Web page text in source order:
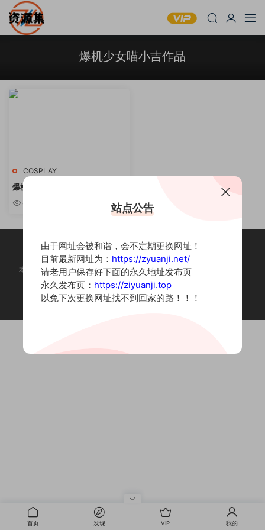
爆机少女喵小吉作品
COSPLAY
爆机少女喵小吉 – COSPLAY写真
合集 [持续更新]
4.33w
本站为摄影写真图片网站，内容来自网络收集整理，仅作个人学习使用。
如有违法内容请联系删除
Copyright © 2022 资源集
首页 发现 VIP 我的
站点公告
由于网址会被和谐，会不定期更换网址！
目前最新网址为： https://zyuanji.net/
请老用户保存好下面的永久地址发布页
永久发布页： https://ziyuanji.top
以免下次更换网址找不到回家的路！！！